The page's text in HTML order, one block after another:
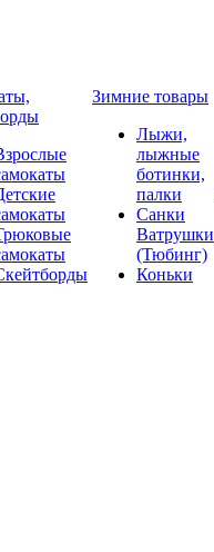
Зимние товары
Лыжи,
лыжные
ботинки,
палки
Санки
Ватрушки
(Тюбинг)
Коньки